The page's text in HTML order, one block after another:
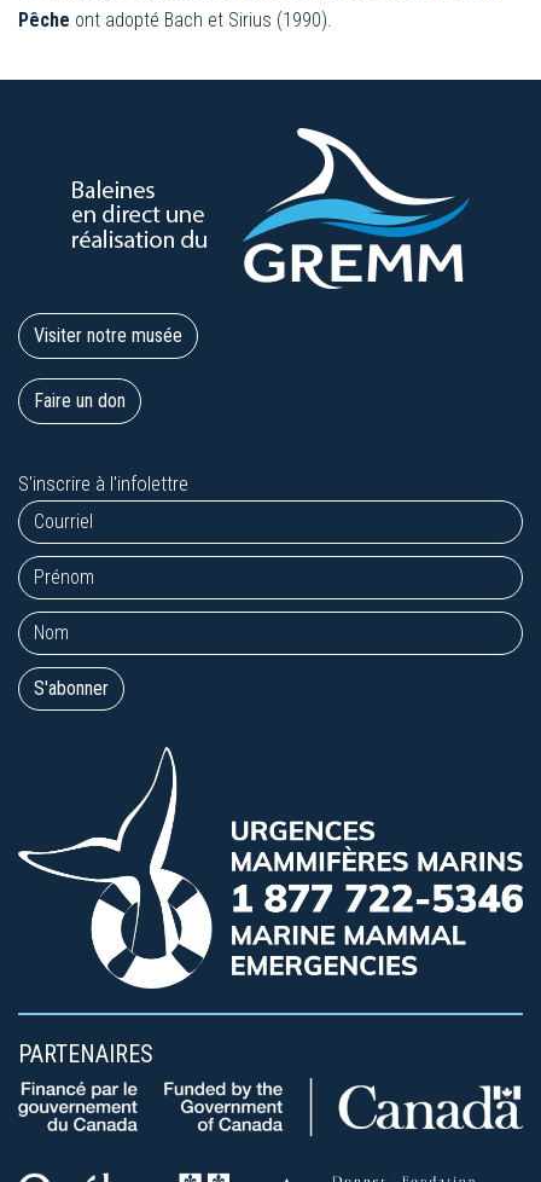
Pêche ont adopté Bach et Sirius (1990).
Visiter notre musée
Faire un don
S'inscrire à l'infolettre
PARTENAIRES